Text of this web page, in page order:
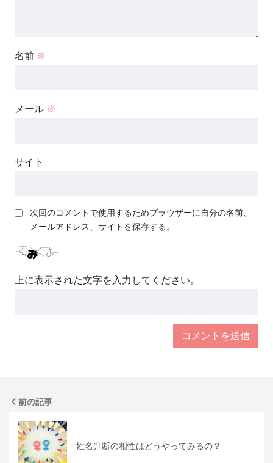
名前 ※
メール ※
サイト
次回のコメントで使用するためブラウザーに自分の名前、
メールアドレス、サイトを保存する。
上に表示された文字を入力してください。
前の記事
姓名判断の相性はどうやってみるの？